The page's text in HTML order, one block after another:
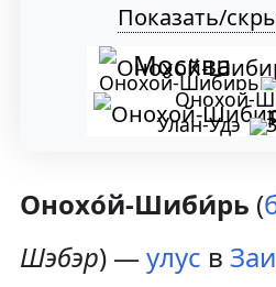
Показать/
Онохой-Шибирь
Москва
Улан-Удэ
Онохой-
Онохо́й-Шиби́рь (
Шэбэр) — улус в